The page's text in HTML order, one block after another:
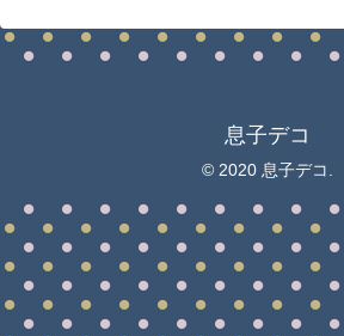
息子デコ
© 2020 息子デコ.